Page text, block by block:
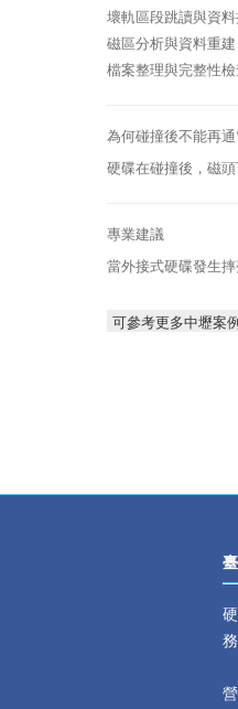
壞軌區段跳讀與資料
磁區分析與資料重建
檔案整理與完整性
為何碰撞後不能再通
硬碟在碰撞後，磁
專業建議
當外接式硬碟發生
可參考更多中壢案
務